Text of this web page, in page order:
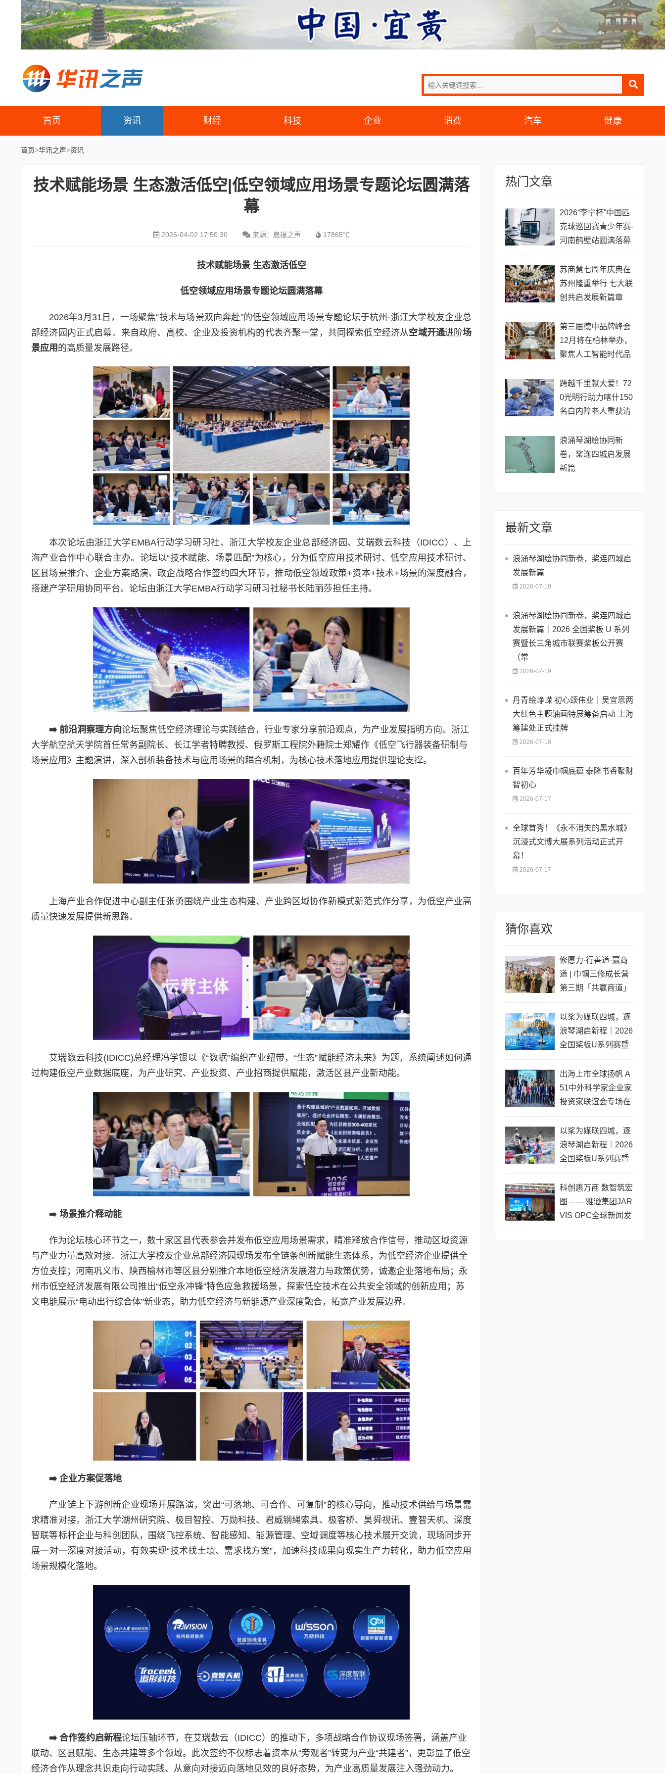
首页 资讯 财经 科技 企业 消费 汽车 健康
首页>华讯之声>资讯
技术赋能场景 生态激活低空|低空领域应用场景专题论坛圆满落
幕
2026-04-02 17:50:30 来源：晨报之声 17865℃
技术赋能场景 生态激活低空
低空领域应用场景专题论坛圆满落幕
2026年3月31日，一场聚焦“技术与场景双向奔赴”的低空领域应用场景专题论坛于杭州·浙江大学校友企业总
部经济园内正式启幕。来自政府、高校、企业及投资机构的代表齐聚一堂，共同探索低空经济从空域开通进阶场
景应用 的高质量发展路径。
本次论坛由浙江大学EMBA行动学习研习社、浙江大学校友企业总部经济园、艾瑞数云科技（IDICC）、上
海产业合作中心联合主办。论坛以“技术赋能、场景匹配”为核心，分为低空应用技术研讨、低空应用技术研讨、
区县场景推介、企业方案路演、政企战略合作签约四大环节，推动低空领域政策+资本+技术+场景的深度融合，
搭建产学研用协同平台。论坛由浙江大学EMBA行动学习研习社秘书长陆丽莎担任主持。
➡️ 前沿洞察理方向论坛聚焦低空经济理论与实践结合，行业专家分享前沿观点，为产业发展指明方向。浙江
大学航空航天学院首任常务副院长、长江学者特聘教授、俄罗斯工程院外籍院士郑耀作《低空飞行器装备研制与
场景应用》主题演讲，深入剖析装备技术与应用场景的耦合机制，为核心技术落地应用提供理论支撑。
上海产业合作促进中心副主任张勇围绕产业生态构建、产业跨区域协作新模式新范式作分享，为低空产业高
质量快速发展提供新思路。
艾瑞数云科技(IDICC)总经理冯学银以《“数据”编织产业纽带，“生态”赋能经济未来》为题，系统阐述如何通
过构建低空产业数据底座，为产业研究、产业投资、产业招商提供赋能，激活区县产业新动能。
➡️ 场景推介释动能
作为论坛核心环节之一，数十家区县代表参会并发布低空应用场景需求，精准释放合作信号，推动区域资源
与产业力量高效对接。浙江大学校友企业总部经济园现场发布全链条创新赋能生态体系，为低空经济企业提供全
方位支撑；河南巩义市、陕西榆林市等区县分别推介本地低空经济发展潜力与政策优势，诚邀企业落地布局；永
州市低空经济发展有限公司推出“低空永冲锋”特色应急救援场景，探索低空技术在公共安全领域的创新应用；苏
文电能展示“电动出行综合体”新业态，助力低空经济与新能源产业深度融合，拓宽产业发展边界。
➡️ 企业方案促落地
产业链上下游创新企业现场开展路演，突出“可落地、可合作、可复制”的核心导向，推动技术供给与场景需
求精准对接。浙江大学湖州研究院、极目智控、万勋科技、君威钢绳索具、极客桥、昊舜视讯、壹智天机、深度
智联等标杆企业与科创团队，围绕飞控系统、智能感知、能源管理、空域调度等核心技术展开交流，现场同步开
展一对一深度对接活动，有效实现“技术找土壤、需求找方案”，加速科技成果向现实生产力转化，助力低空应用
场景规模化落地。
➡️ 合作签约启新程论坛压轴环节，在艾瑞数云（IDICC）的推动下，多项战略合作协议现场签署，涵盖产业
联动、区县赋能、生态共建等多个领域。此次签约不仅标志着资本从“旁观者”转变为产业“共建者”，更彰显了低空
经济合作从理念共识走向行动实践、从意向对接迈向落地见效的良好态势，为产业高质量发展注入强劲动力。
热门文章
2026“李宁杯”中国匹
克球巡回赛青少年赛-
河南鹤壁站圆满落幕
苏商慧七周年庆典在
苏州隆重举行 七大联
创共启发展新篇章
第三届德中品牌峰会
12月将在柏林举办，
聚焦人工智能时代品
跨越千里献大爱！72
0光明行助力喀什150
名白内障老人重获清
浪涌琴湖绘协同新
卷，桨连四城启发展
新篇
最新文章
浪涌琴湖绘协同新卷，桨连四城启
发展新篇
2026-07-19
浪涌琴湖绘协同新卷，桨连四城启
发展新篇｜2026 全国桨板 U 系列
赛暨长三角城市联赛桨板公开赛
（常
2026-07-19
丹青绘峥嵘 初心颂伟业｜吴宜恩两
大红色主题油画特展筹备启动 上海
筹建处正式挂牌
2026-07-18
百年芳华凝巾帼底蕴 泰隆书香聚财
智初心
2026-07-17
全球首秀！《永不消失的黑水城》
沉浸式文博大展系列活动正式开
幕！
2026-07-17
猜你喜欢
修愿力·行善道·赢商
道 | 巾帼三修成长营
第三期「共赢商道」
以桨为媒联四城，逐
浪琴湖启新程｜2026
全国桨板U系列赛暨
公开赛（常熟站）即
将开赛
出海上市全球扬帆 A
51中外科学家企业家
投资家联谊会专场在
业境外上市多元服务
以桨为媒联四城，逐
浪琴湖启新程｜2026
全国桨板U系列赛暨
公开赛（常熟站）即
将热力
科创惠万商 数智筑宏
图 ——雅逊集团JAR
VIS OPC全球新闻发